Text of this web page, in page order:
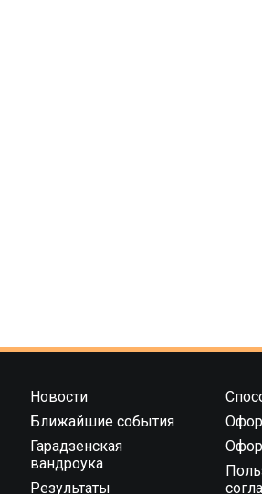
Новости
Ближайшие события
Гарадзенская
вандроука
Результаты